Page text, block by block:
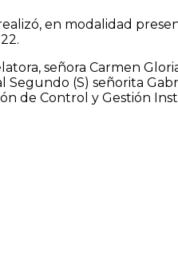
en modalidad
señora Carmen
(S) señorita
de Control y Gestión